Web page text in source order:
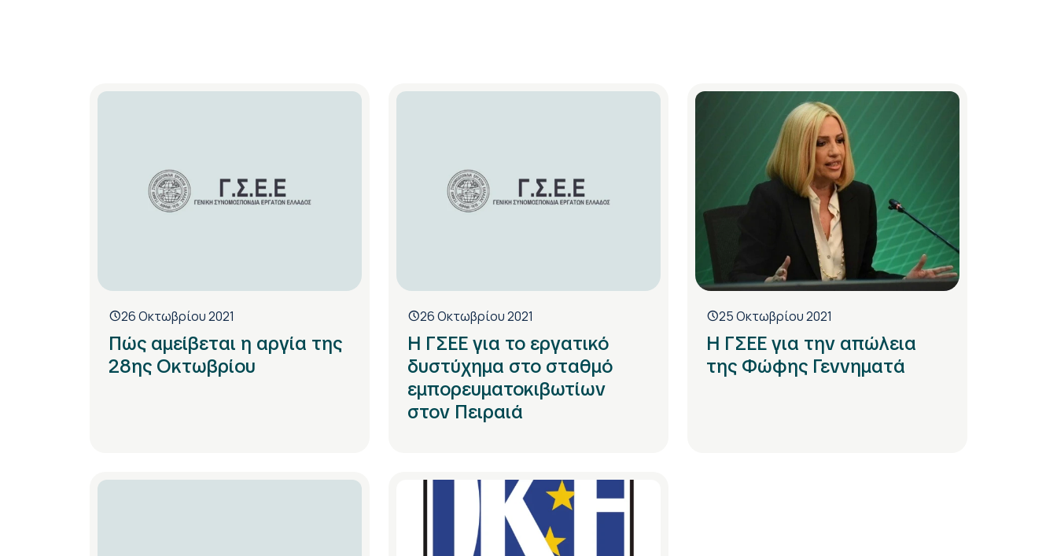
26 Οκτωβρίου 2021
Πώς αμείβεται η αργία της
28ης Οκτωβρίου
26 Οκτωβρίου 2021
Η ΓΣΕΕ για το εργατικό
δυστύχημα στο σταθμό
εμπορευματοκιβωτίων
στον Πειραιά
25 Οκτωβρίου 2021
Η ΓΣΕΕ για την απώλεια
της Φώφης Γεννηματά